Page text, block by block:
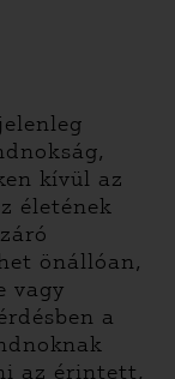
kívül az
életének
önállóan,
vagy
a
az érintett,